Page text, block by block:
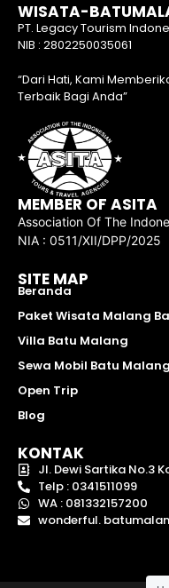
WISATA-
PT. Legacy Tourism
NIB : 2802250035061
“Dari Hati, Kami
Terbaik Bagi Anda”
MEMBER OF ASITA
Association Of The
NIA : 0511/XII/DPP/2025
SITE MAP
Beranda
Paket Wisata Malang
Villa Batu Malang
Sewa Mobil Batu Malang
Open Trip
Blog
KONTAK
Jl. Dewi Sartika No.3
Telp : 0341511099
WA : 081332157200
wonderful.